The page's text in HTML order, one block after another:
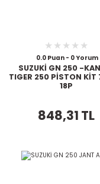
0.0 Puan - 0 Yorum
SUZUKİ GN 250 -
TIGER 250 PİSTON KİT
18P
848,31 TL